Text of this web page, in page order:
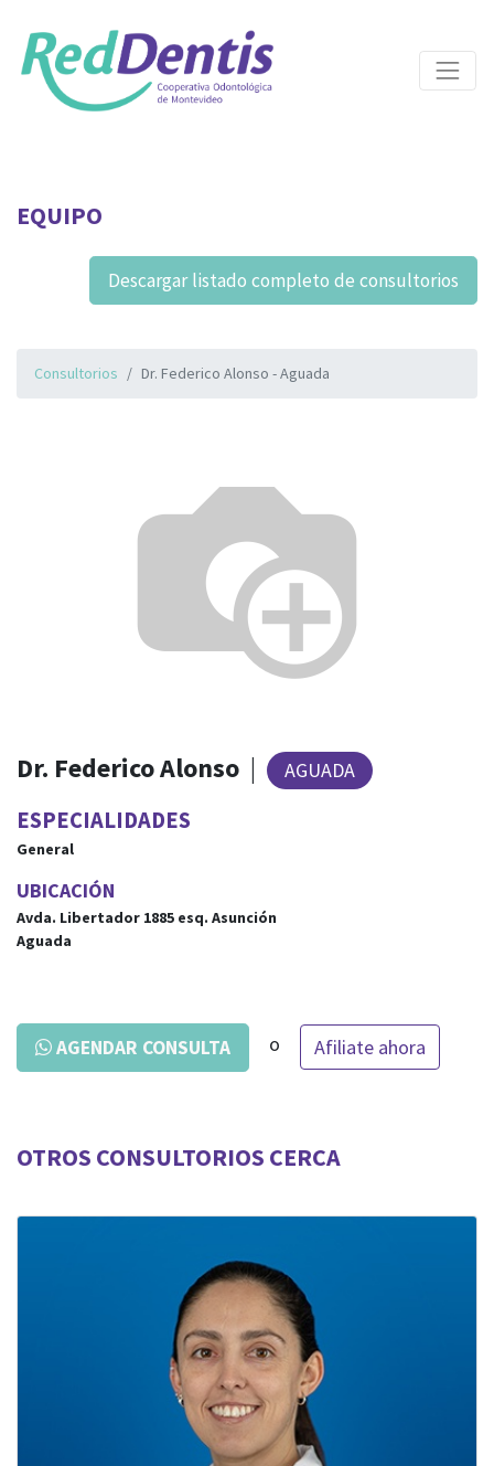
EQUIPO
Descargar listado completo de consultorios
Consultorios Dr. Federico Alonso - Aguada
Dr. Federico Alonso | AGUADA
ESPECIALIDADES
General
UBICACIÓN
Avda. Libertador 1885 esq. Asunción
Aguada
AGENDAR CONSULTA o Afiliate ahora
OTROS CONSULTORIOS CERCA